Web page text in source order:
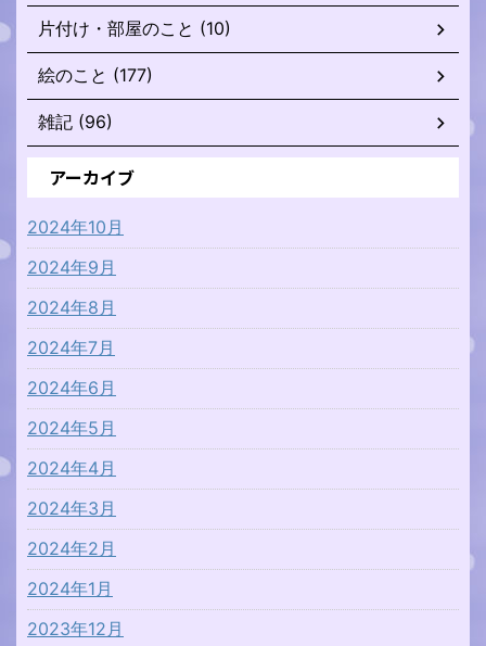
片付け・部屋のこと (10)
絵のこと (177)
雑記 (96)
アーカイブ
2024年10月
2024年9月
2024年8月
2024年7月
2024年6月
2024年5月
2024年4月
2024年3月
2024年2月
2024年1月
2023年12月